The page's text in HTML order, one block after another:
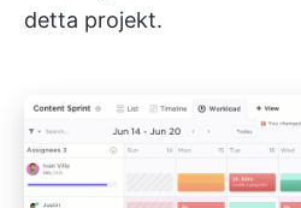
detta projekt.